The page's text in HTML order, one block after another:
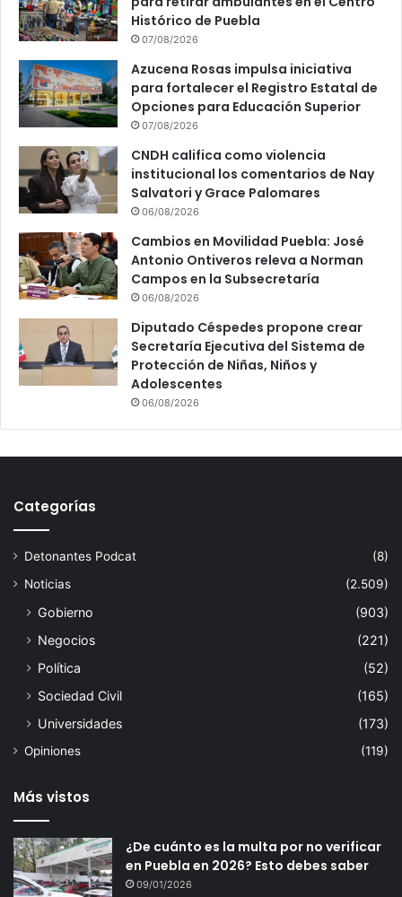
Histórico de Puebla
07/08/2026
Azucena Rosas impulsa iniciativa
para fortalecer el Registro Estatal de
Opciones para Educación Superior
07/08/2026
CNDH califica como violencia
institucional los comentarios de Nay
Salvatori y Grace Palomares
06/08/2026
Cambios en Movilidad Puebla: José
Antonio Ontiveros releva a Norman
Campos en la Subsecretaría
06/08/2026
Diputado Céspedes propone crear
Secretaría Ejecutiva del Sistema de
Protección de Niñas, Niños y
Adolescentes
06/08/2026
Categorías
Detonantes Podcat
(8)
Noticias
(2.509)
Gobierno
(903)
Negocios
(221)
Política
(52)
Sociedad Civil
(165)
Universidades
(173)
Opiniones (119)
Más vistos
¿De cuánto es la multa por no verificar
en Puebla en 2026? Esto debes saber
09/01/2026